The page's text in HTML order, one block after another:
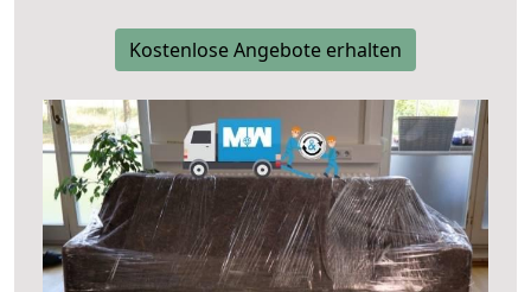
Kostenlose Angebote erhalten